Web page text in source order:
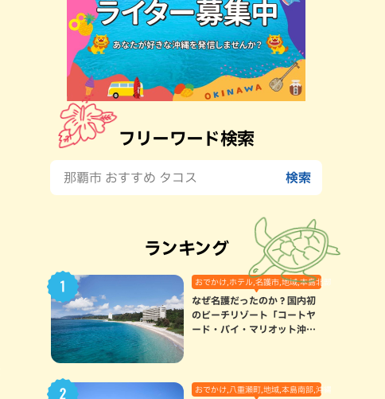
フリーワード検索
ランキング
おでかけ,ホテル,名護市,地域,本島北部
なぜ名護だったのか？国内初
のビーチリゾート「コートヤ
ード・バイ・マリオット沖縄
おでかけ,八重瀬町,地域,本島南部,沖縄の海,自然